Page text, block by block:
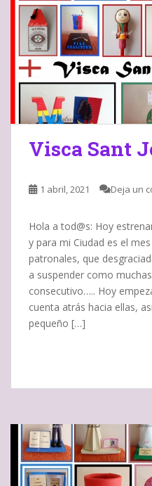
Visca Sant
1 abril, 2021 Deja un
Hola a tod@s: Hoy
y para mi Ciudad es el
patronales, que
a suspender como
consecutivo….. Hoy
cuenta atrás hacia ellas,
pequeño […]